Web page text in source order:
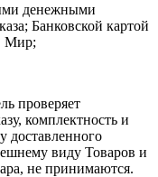
денежными
Банковской картой
Мир;
проверяет
комплектность и
доставленного
виду Товаров и
не принимаются.